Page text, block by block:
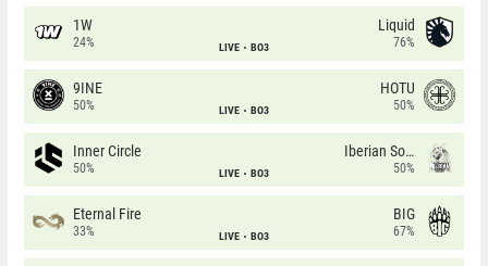
1W
24% LIVE BO3
Liquid
76%
9INE
50% LIVE BO3
HOTU
50%
Inner Circle
50% LIVE BO3
Iberian Soul
50%
Eternal Fire
33% LIVE BO3
BIG
67%